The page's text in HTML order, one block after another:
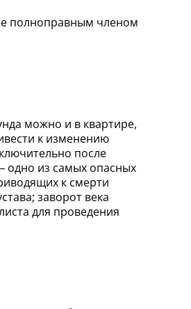
полноправным членом
можно и в квартире,
к изменению
после
одно из самых опасных
к смерти
заворот века
для проведения